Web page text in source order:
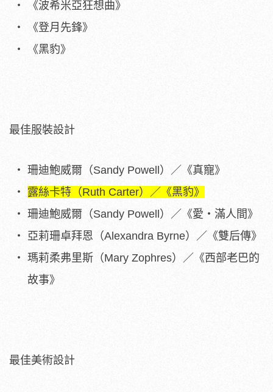
《波希米亞狂想曲》
《登月先鋒》
《黑豹》
最佳服裝設計
珊迪鮑威爾（Sandy Powell）／《真寵》
露絲卡特（Ruth Carter）／《黑豹》
珊迪鮑威爾（Sandy Powell）／《愛・滿人間》
亞莉珊卓拜恩（Alexandra Byrne）／《雙后傳》
瑪莉柔弗里斯（Mary Zophres）／《西部老巴的
故事》
最佳美術設計